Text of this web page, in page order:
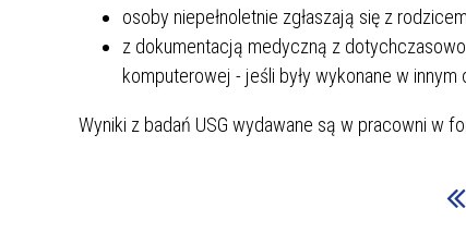
MUZEUM
FILM O SZPITALU
osoby niepełnoletnie zgłaszają się z
z dokumentacją medyczną z
komputerowej - jeśli były wykonane w innym
Wyniki z badań USG wydawane są w pracowni w